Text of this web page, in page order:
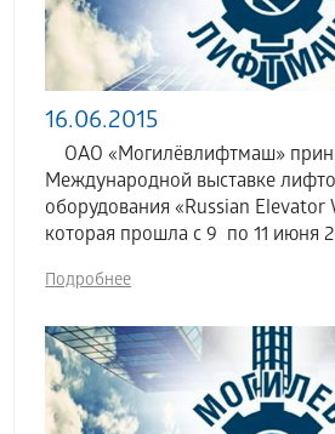
16.06.2015
ОАО «Могилёвлифтмаш»
Международной выставке
оборудования «Russian Elevator
которая прошла с 9 по 11 июня
Подробнее